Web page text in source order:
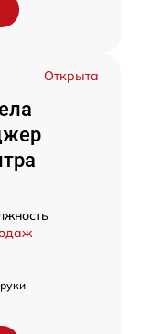
Открыта